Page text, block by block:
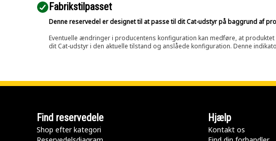
Fabrikstilpasset
Denne reservedel er designet til at passe til dit Cat-udstyr på baggrund af
Eventuelle ændringer i producentens konfiguration kan medføre, at
dit Cat-udstyr i den aktuelle tilstand og anslåede konfiguration. Denne
Find reservedele
Shop efter kategori
Hjælp
Kontakt os